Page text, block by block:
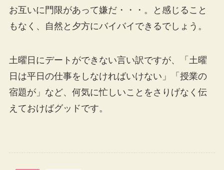
お互いに門限があって嫌だ・・・。と感じること
もなく、自然と夕方にバイバイできるでしょう。
土曜日にデートができない言い訳ですが、「土曜
日は平日の仕事をしなければいけない」「授業の
宿題が」など、何気に忙しいことをさりげなく伝
えておけばグッドです。